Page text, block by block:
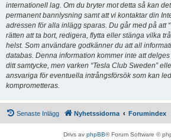
internationell lag. Om du bryter mot detta så kan
permanent bannlysning samt att vi kontaktar din
adressen för alla inlägg sparas. Du går med på att
rätten att ta bort, redigera, flytta eller stänga vilka
helst. Som användare godkänner du att all
databas. Denna information kommer inte att
ditt samtycke, men varken “Tesla Club Sweden”
ansvariga för eventuella intrångsförsök som kan
komprometteras.
Senaste Inlägg Nyhetssidorna Forumindex
Drivs av phpBB® Forum Software ©